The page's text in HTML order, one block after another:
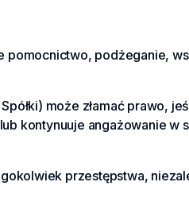
pomocnictwo, podżeganie,
może złamać prawo,
kontynuuje angażowanie w
przestępstwa,